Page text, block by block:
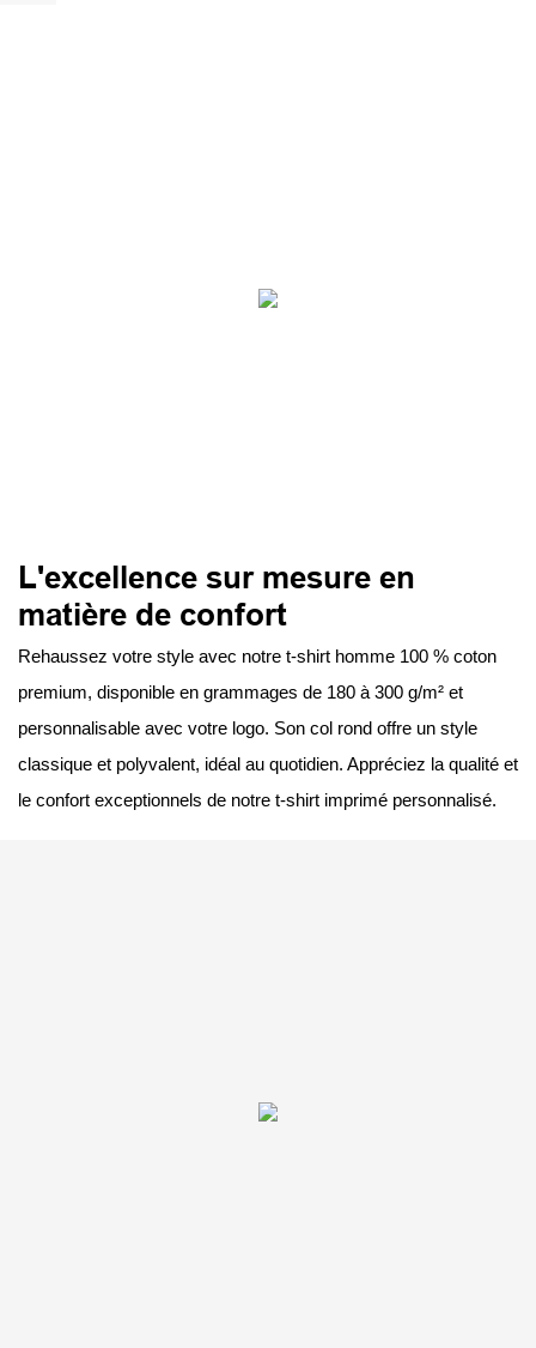
L'excellence sur mesure en
matière de confort
Rehaussez votre style avec notre t-shirt homme 100 % coton
premium, disponible en grammages de 180 à 300 g/m² et
personnalisable avec votre logo. Son col rond offre un style
classique et polyvalent, idéal au quotidien. Appréciez la qualité et
le confort exceptionnels de notre t-shirt imprimé personnalisé.